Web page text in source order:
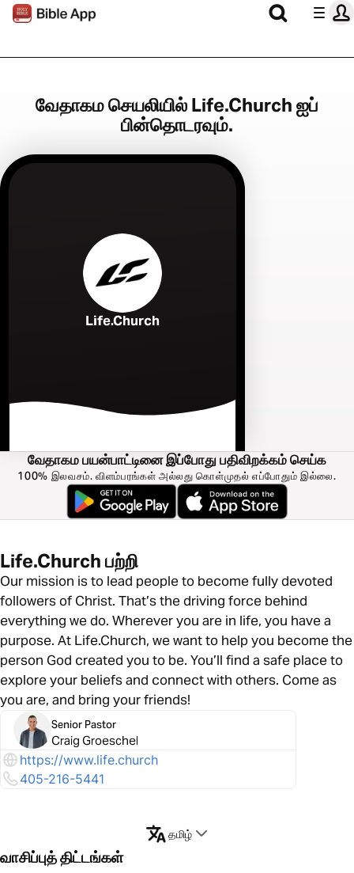
வேதாகம செயலியில் Life.Church ஐப்
பின்தொடரவும்.
Life.Church
வேதாகம பயன்பாட்டினை இப்போது பதிவிறக்கம் செய்க
100% இலவசம். விளம்பரங்கள் அல்லது கொள்முதல் எப்போதும் இல்லை.
Life.Church பற்றி
Our mission is to lead people to become fully devoted
followers of Christ. That’s the driving force behind
everything we do. Wherever you are in life, you have a
purpose. At Life.Church, we want to help you become the
person God created you to be. You’ll find a safe place to
explore your beliefs and connect with others. Come as
you are, and bring your friends!
Senior Pastor
Craig Groeschel
https://www.life.church
405-216-5441
தமிழ்
வாசிப்புத் திட்டங்கள்